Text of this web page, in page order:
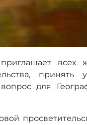
всех
принять
для